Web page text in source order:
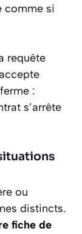
comme si
requête
:
s’arrête
ou
distincts.
fiche de